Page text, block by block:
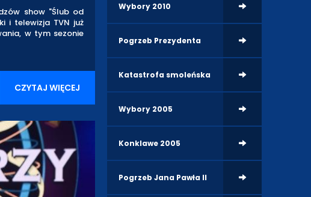
show "Ślub od
i telewizja TVN już
w tym sezonie
CZYTAJ WIĘCEJ
Wybory 2010
Pogrzeb Prezydenta
Katastrofa smoleńska
Wybory 2005
Konklawe 2005
Pogrzeb Jana Pawła II